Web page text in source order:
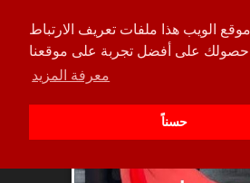
الويب هذا ملفات تعريف الارتباط
على أفضل تجربة على موقعنا
معرفة المزيد
حسناً